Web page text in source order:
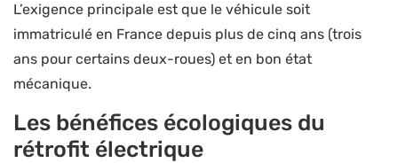
L’exigence principale est que le véhicule soit
immatriculé en France depuis plus de cinq ans (trois
ans pour certains deux-roues) et en bon état
mécanique.
Les bénéfices écologiques du
rétrofit électrique